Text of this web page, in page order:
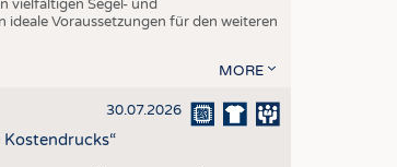
vielfältigen Segel- und
Voraussetzungen für den weiteren
MORE
30.07.2026